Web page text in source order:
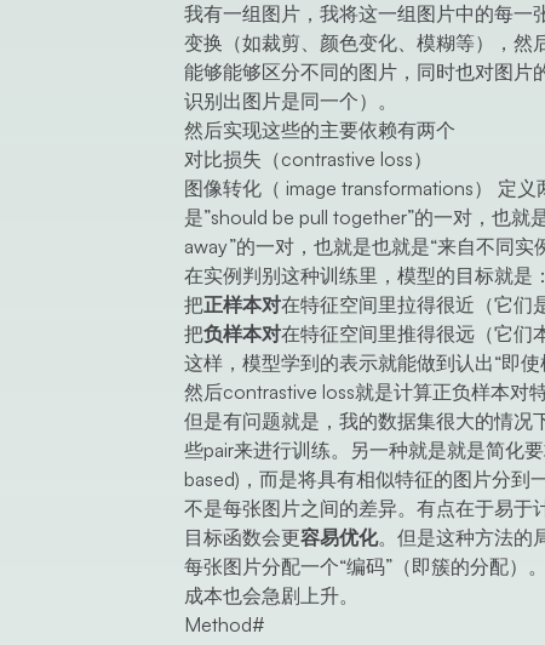
我有一组图片，我将这一组图片中的每一
变换（如裁剪、颜色变化、模糊等），然
能够能够区分不同的图片，同时也对图片
识别出图片是同一个）。
然后实现这些的主要依赖有两个
对比损失（contrastive loss）
图像转化（ image transformations） 定
是”should be pull together”的一对，也就
away”的一对，也就是也就是“来自不同实
在实例判别这种训练里，模型的目标就是：
把正样本对在特征空间里拉得很近（它们
把负样本对在特征空间里推得很远（它们
这样，模型学到的表示就能做到认出“即
然后contrastive loss就是计算正负样本对
但是有问题就是，我的数据集很大的情况
些pair来进行训练。另一种就是就是简化
based)，而是将具有相似特征的图片分到
不是每张图片之间的差异。有点在于易于
目标函数会更容易优化。但是这种方法的
每张图片分配一个“编码”（即簇的分配）
成本也会急剧上升。
Method#